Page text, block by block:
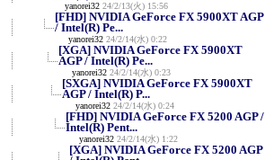
yanorei32 24/2/13(火) 15:56
[FHD] NVIDIA GeForce FX 5900XT AGP
/ Intel(R) Pe...
yanorei32 24/2/14(水) 0:22
[XGA] NVIDIA GeForce FX 5900XT
AGP / Intel(R) Pe...
yanorei32 24/2/14(水) 0:23
[SXGA] NVIDIA GeForce FX 5900XT
AGP / Intel(R) P...
yanorei32 24/2/14(水) 0:24
[FHD] NVIDIA GeForce FX 5200 AGP /
Intel(R) Pent...
yanorei32 24/2/14(水) 1:22
[XGA] NVIDIA GeForce FX 5200 AGP